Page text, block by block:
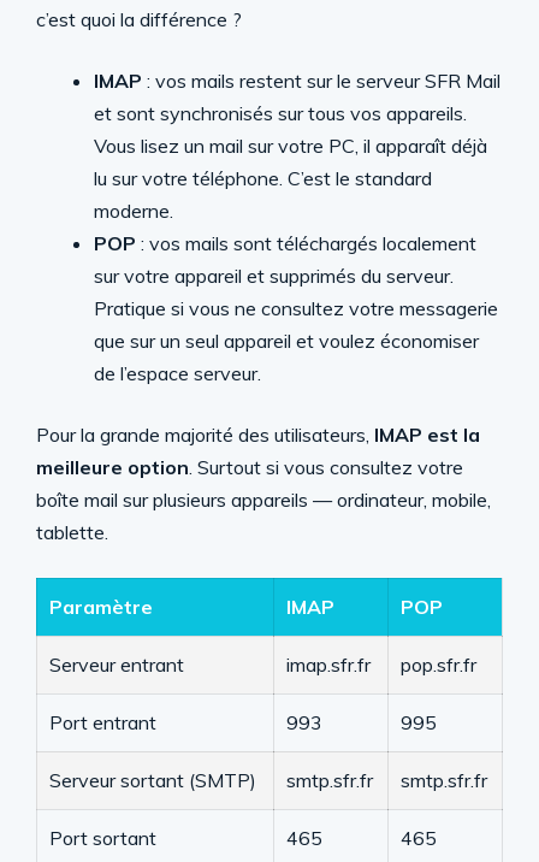
c’est quoi la différence ?
IMAP : vos mails restent sur le serveur SFR Mail
et sont synchronisés sur tous vos appareils.
Vous lisez un mail sur votre PC, il apparaît déjà
lu sur votre téléphone. C’est le standard
moderne.
POP : vos mails sont téléchargés localement
sur votre appareil et supprimés du serveur.
Pratique si vous ne consultez votre messagerie
que sur un seul appareil et voulez économiser
de l’espace serveur.
Pour la grande majorité des utilisateurs, IMAP est la
meilleure option. Surtout si vous consultez votre
boîte mail sur plusieurs appareils — ordinateur, mobile,
tablette.
Paramètre IMAP POP
Serveur entrant imap.sfr.fr pop.sfr.fr
Port entrant 993 995
Serveur sortant (SMTP) smtp.sfr.fr smtp.sfr.fr
Port sortant 465 465